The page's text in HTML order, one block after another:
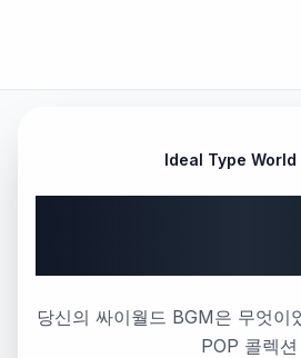
Ideal Type World
당신의 싸이월드 BGM은 무엇이
POP 콜렉션